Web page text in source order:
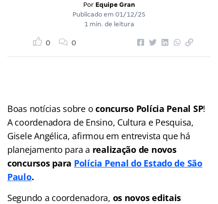
Por Equipe Gran
Publicado em 01/12/25
1 min. de leitura
0 0
Boas notícias sobre oconcurso Polícia Penal SP!
A coordenadora de Ensino, Cultura e Pesquisa,
Gisele Angélica, afirmou em entrevista que há
planejamento para a realização de novos
concursos para Polícia Penal do Estado de São
Paulo.
Segundo a coordenadora, os novos editais